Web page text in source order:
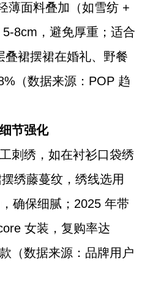
薄面料叠加（如雪纺 +
8cm，避免厚重；适合
叠裙摆裙在婚礼、野餐
（数据来源：POP 趋
节强化
刺绣，如在衬衫口袋绣
绣藤蔓纹，绣线选用
确保细腻；2025 年带
女装，复购率达
（数据来源：品牌用户